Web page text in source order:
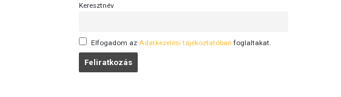
Keresztnév
Elfogadom az Adatkezelési tájékoztatóban foglaltakat.